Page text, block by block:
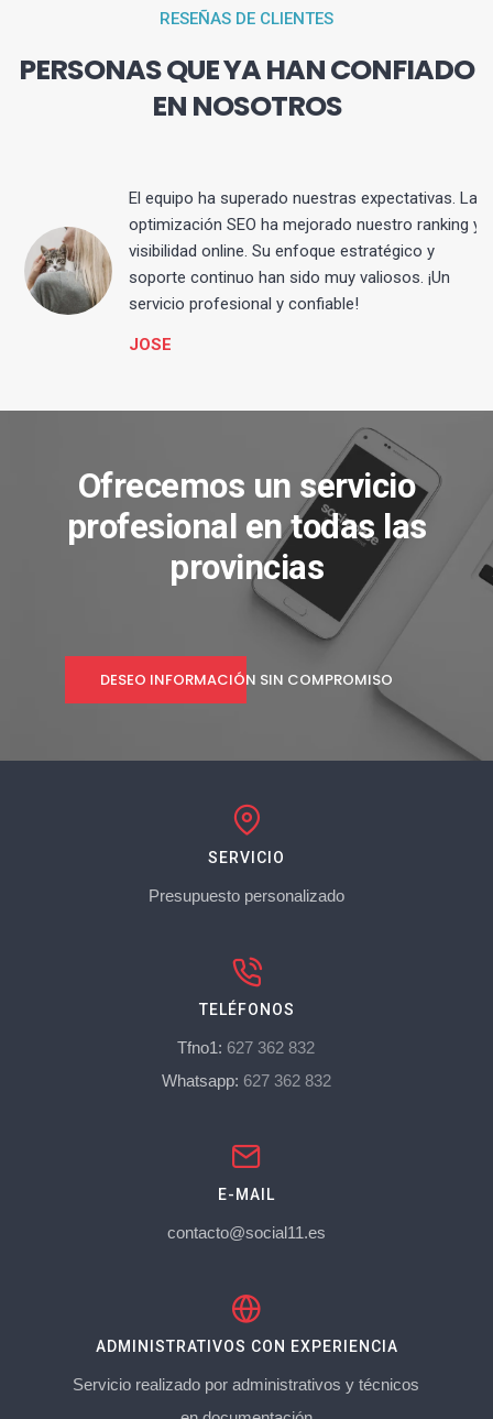
RESEÑAS DE CLIENTES
PERSONAS QUE YA HAN CONFIADO
EN NOSOTROS
El equipo ha superado nuestras expectativas. La
optimización SEO ha mejorado nuestro ranking y
visibilidad online. Su enfoque estratégico y
soporte continuo han sido muy valiosos. ¡Un
servicio profesional y confiable!
JOSE
Ofrecemos un servicio
profesional en todas las
provincias
DESEO INFORMACIÓN SIN COMPROMISO
SERVICIO
Presupuesto personalizado
TELÉFONOS
Tfno1: 627 362 832
Whatsapp: 627 362 832
E-MAIL
contacto@social11.es
ADMINISTRATIVOS CON EXPERIENCIA
Servicio realizado por administrativos y técnicos